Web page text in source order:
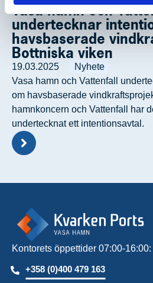
Vasa hamn och
undertecknar
havsbaserade
Bottniska viken
19.03.2025
Nyhete
Vasa hamn och Vattenfall
om havsbaserade
hamnkoncern och Vattenfall har
undertecknat ett intentionsavtal.
Kontorets öppettider 07:00-16:00:
+358 (0)400 479 163